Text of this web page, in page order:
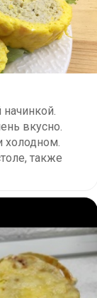
вкусно.
холодном.
также